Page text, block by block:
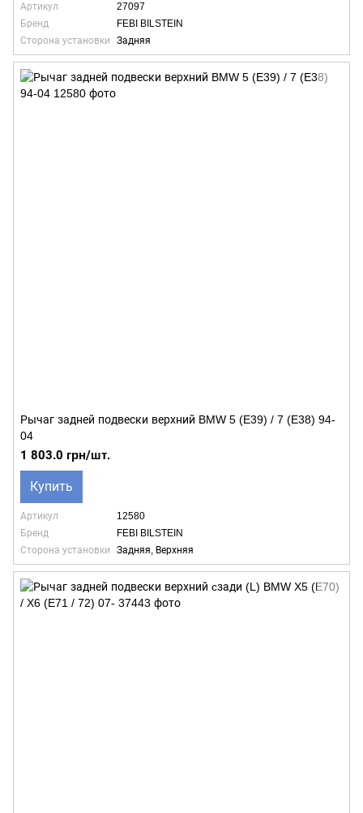
Артикул
27097
Бренд
FEBI BILSTEIN
Сторона установки
Задняя
Рычаг задней подвески верхний BMW 5 (E39) / 7 (E38) 94-
04
1 803.0 грн/шт.
Купить
Артикул
12580
Бренд
FEBI BILSTEIN
Сторона установки
Задняя, Верхняя